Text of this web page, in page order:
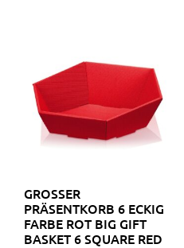
GROSSER P
RÄSENTKORB 6 ECKIG F
ARBE ROT BIG GIFT B
ASKET 6 SQUARE RED